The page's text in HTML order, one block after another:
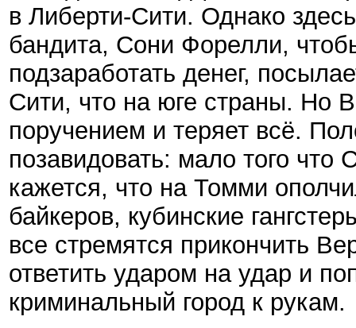
в Либерти-Cити. Однако
бандита, Сони Форелли,
подзаработать денег,
Cити, что на юге страны. Но
поручением и теряет всё.
позавидовать: мало того что
кажется, что на Томми
байкеров, кубинские
все стремятся прикончить
ответить ударом на удар и
криминальный город к рукам.